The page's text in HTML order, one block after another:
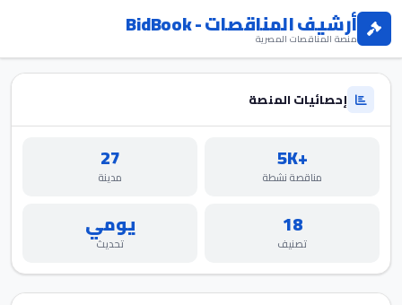
أرشيف المناقصات - BidBook
منصة المناقصات المصرية
إحصائيات المنصة
+5K
مناقصة نشطة
27
مدينة
18
تصنيف
يومي
تحديث